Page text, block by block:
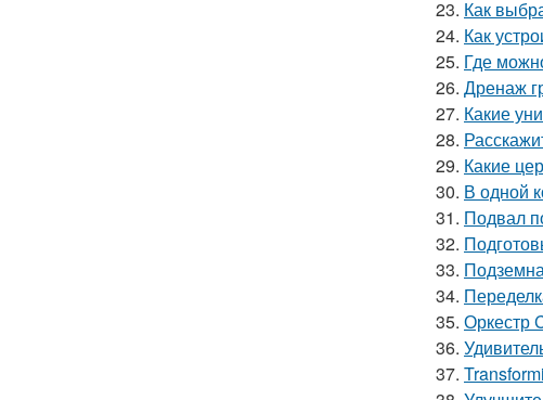
23. Как
24. Как
25. Где
26. Дренаж
27. Какие
28.
29. Какие
30. В одной
31. Подвал
32.
33.
34.
35. Оркестр
36.
37.